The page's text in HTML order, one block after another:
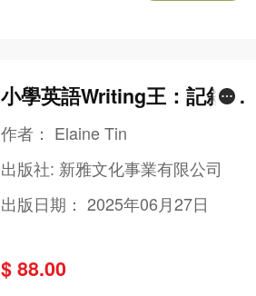
小學英語Writing王：記敍文
（趣味漫畫學英語）
作者： Elaine Tin
出版社: 新雅文化事業有限公司
出版日期：2025年06月27日
$ 88.00